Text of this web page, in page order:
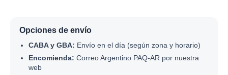
Opciones de envío
CABA y GBA: Envío en el día (según zona y horario)
Encomienda: Correo Argentino PAQ-AR por nuestra
web